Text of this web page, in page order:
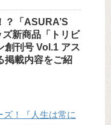
？「ASURA’S
新商品「トリビ
創刊号 Vol.1 アス
掲載内容をご紹
！『人生は常に